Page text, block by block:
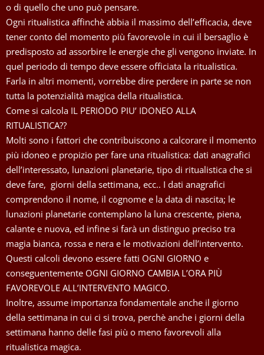
o di quello che uno può pensare.
Ogni ritualistica affinchè abbia il massimo dell’efficacia, deve
tener conto del momento più favorevole in cui il bersaglio è
predisposto ad assorbire le energie che gli vengono inviate. In
quel periodo di tempo deve essere officiata la ritualistica.
Farla in altri momenti, vorrebbe dire perdere in parte se non
tutta la potenzialità magica della ritualistica.
Come si calcola IL PERIODO PIU’ IDONEO ALLA
RITUALISTICA??
Molti sono i fattori che contribuiscono a calcorare il momento
più idoneo e propizio per fare una ritualistica: dati anagrafici
dell’interessato, lunazioni planetarie, tipo di ritualistica che si
deve fare, giorni della settimana, ecc.. I dati anagrafici
comprendono il nome, il cognome e la data di nascita; le
lunazioni planetarie contemplano la luna crescente, piena,
calante e nuova, ed infine si farà un distinguo preciso tra
magia bianca, rossa e nera e le motivazioni dell’intervento.
Questi calcoli devono essere fatti OGNI GIORNO e
conseguentemente OGNI GIORNO CAMBIA L’ORA PIÙ
FAVOREVOLE ALL’INTERVENTO MAGICO.
Inoltre, assume importanza fondamentale anche il giorno
della settimana in cui ci si trova, perchè anche i giorni della
settimana hanno delle fasi più o meno favorevoli alla
ritualistica magica.